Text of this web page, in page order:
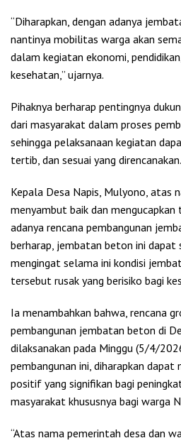
“Diharapkan, dengan adanya
nantinya mobilitas warga akan
dalam kegiatan ekonomi,
kesehatan,” ujarnya.
Pihaknya berharap pentingnya
dari masyarakat dalam proses
sehingga pelaksanaan kegiatan
tertib, dan sesuai yang direncanakan.
Kepala Desa Napis, Mulyono, atas
menyambut baik dan mengucapkan
adanya rencana pembangunan
berharap, jembatan beton ini dapat
mengingat selama ini kondisi
tersebut rusak yang berisiko bagi
Ia menambahkan bahwa, rencana
pembangunan jembatan beton di
dilaksanakan pada Minggu (5/4/
pembangunan ini, diharapkan dapat
positif yang signifikan bagi
masyarakat khususnya bagi warga
“Atas nama pemerintah desa dan